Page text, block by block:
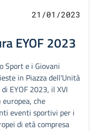
21/01/2023
EYOF 2023
Sport e i Giovani
in Piazza dell'Unità
EYOF 2023, il XVI
che
eventi sportivi per i
di età compresa